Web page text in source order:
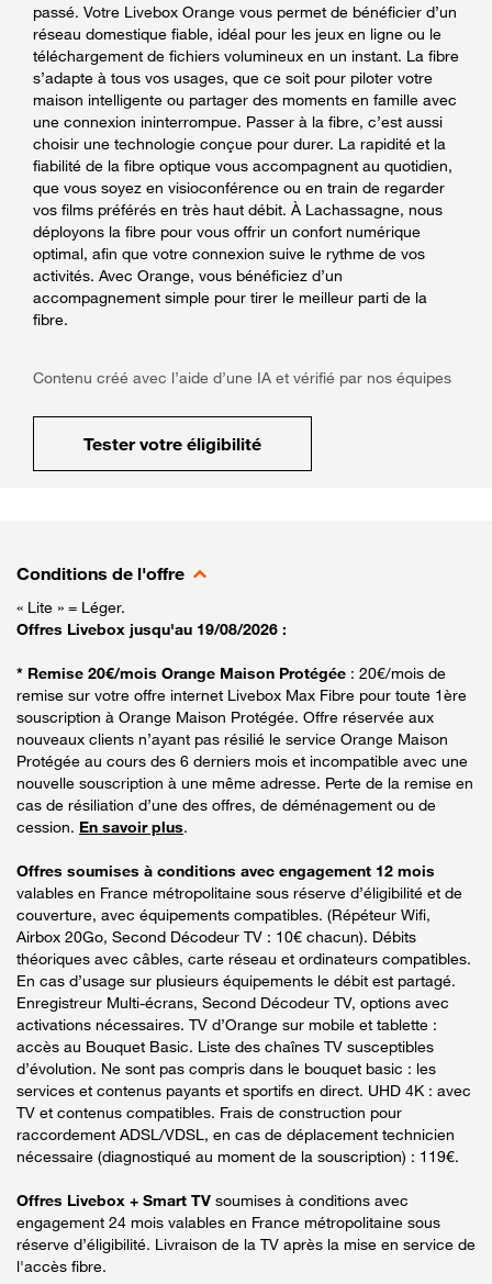
passé. Votre Livebox Orange vous permet de bénéficier d’un
réseau domestique fiable, idéal pour les jeux en ligne ou le
téléchargement de fichiers volumineux en un instant. La fibre
s’adapte à tous vos usages, que ce soit pour piloter votre
maison intelligente ou partager des moments en famille avec
une connexion ininterrompue. Passer à la fibre, c’est aussi
choisir une technologie conçue pour durer. La rapidité et la
fiabilité de la fibre optique vous accompagnent au quotidien,
que vous soyez en visioconférence ou en train de regarder
vos films préférés en très haut débit. À Lachassagne, nous
déployons la fibre pour vous offrir un confort numérique
optimal, afin que votre connexion suive le rythme de vos
activités. Avec Orange, vous bénéficiez d’un
accompagnement simple pour tirer le meilleur parti de la
fibre.
Contenu créé avec l’aide d’une IA et vérifié par nos équipes
Tester votre éligibilité
Conditions de l'offre
« Lite » = Léger.
Offres Livebox jusqu'au 19/08/2026 :
* Remise 20€/mois Orange Maison Protégée : 20€/mois de
remise sur votre offre internet Livebox Max Fibre pour toute 1ère
souscription à Orange Maison Protégée. Offre réservée aux
nouveaux clients n’ayant pas résilié le service Orange Maison
Protégée au cours des 6 derniers mois et incompatible avec une
nouvelle souscription à une même adresse. Perte de la remise en
cas de résiliation d’une des offres, de déménagement ou de
cession. En savoir plus.
Offres soumises à conditions avec engagement 12 mois
valables en France métropolitaine sous réserve d’éligibilité et de
couverture, avec équipements compatibles. (Répéteur Wifi,
Airbox 20Go, Second Décodeur TV : 10€ chacun). Débits
théoriques avec câbles, carte réseau et ordinateurs compatibles.
En cas d’usage sur plusieurs équipements le débit est partagé.
Enregistreur Multi-écrans, Second Décodeur TV, options avec
activations nécessaires. TV d’Orange sur mobile et tablette :
accès au Bouquet Basic. Liste des chaînes TV susceptibles
d’évolution. Ne sont pas compris dans le bouquet basic : les
services et contenus payants et sportifs en direct. UHD 4K : avec
TV et contenus compatibles. Frais de construction pour
raccordement ADSL/VDSL, en cas de déplacement technicien
nécessaire (diagnostiqué au moment de la souscription) : 119€.
Offres Livebox + Smart TV soumises à conditions avec
engagement 24 mois valables en France métropolitaine sous
réserve d’éligibilité. Livraison de la TV après la mise en service de
l'accès fibre.